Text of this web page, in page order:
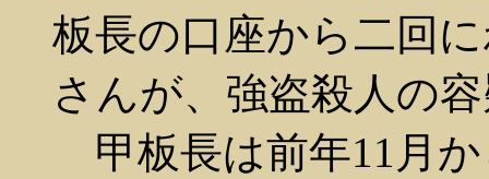
板長の口座から二回
さんが、強盗殺人の
甲板長は前年11月